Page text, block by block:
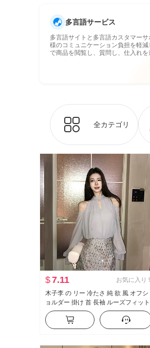
多言語サービス
多言語サイトと多言語カスタマー
様のコミュニケーション負担を軽
で商品を閲覧し、質問し、仕入れを
全カテゴリ
$7.11 お気に入り
木子李 の リー 冷たさ 純 欲 風 オフシ
ョルダー 掛け 首 長袖 ルーズフィット
シフォン上着 女性 ストレート ハーフ
スカートスーツ